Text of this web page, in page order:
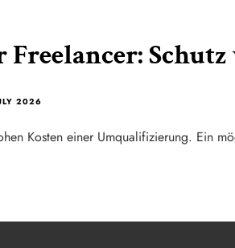
2026
Kosten einer Umqualifizierung. Ein